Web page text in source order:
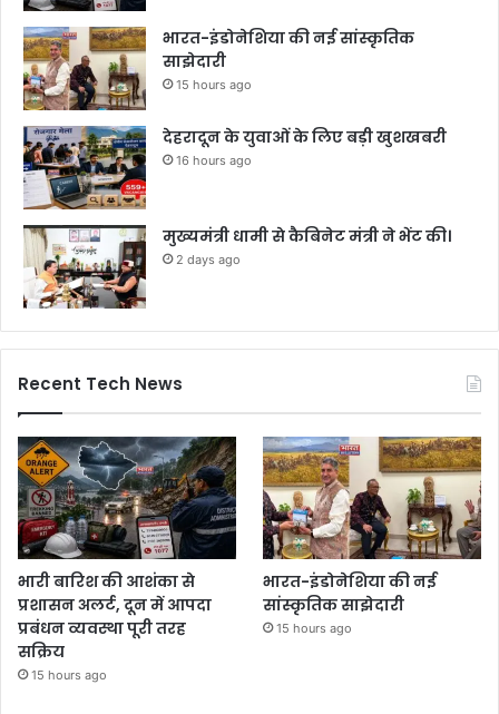
भारत-इंडोनेशिया की नई सांस्कृतिक
साझेदारी
15 hours ago
देहरादून के युवाओं के लिए बड़ी खुशखबरी
16 hours ago
मुख्यमंत्री धामी से कैबिनेट मंत्री ने भेंट की।
2 days ago
Recent Tech News
भारी बारिश की आशंका से
प्रशासन अलर्ट, दून में आपदा
प्रबंधन व्यवस्था पूरी तरह
सक्रिय
15 hours ago
भारत-इंडोनेशिया की नई
सांस्कृतिक साझेदारी
15 hours ago